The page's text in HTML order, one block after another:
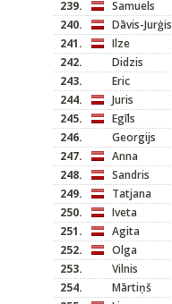
239.
Samuels
240.
Dāvis-Jurģis
241.
Ilze
242.
Didzis
243.
Eric
244.
Juris
245.
Egīls
246.
Georgijs
247.
Anna
248.
Sandris
249.
Tatjana
250.
Iveta
251.
Agita
252.
Olga
253.
Vilnis
254.
Mārtiņš